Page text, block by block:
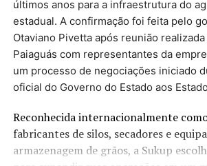
Veja abaixo as
separadas por temas:
Saúde
Segurança Pública
Administração
últimos anos para a infraestrutura do
estadual. A confirmação foi feita pelo
Otaviano Pivetta após reunião
Paiaguás com representantes da
um processo de negociações iniciado
oficial do Governo do Estado aos
Reconhecida internacionalmente
fabricantes de silos, secadores e
armazenagem de grãos, a Sukup